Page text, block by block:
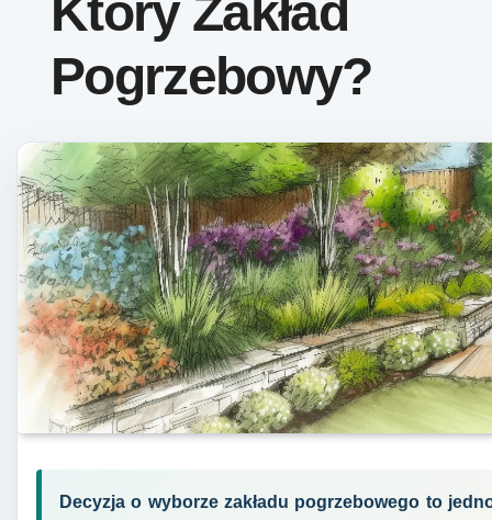
Który Zakład
Pogrzebowy?
Decyzja o wyborze zakładu pogrzebowego to